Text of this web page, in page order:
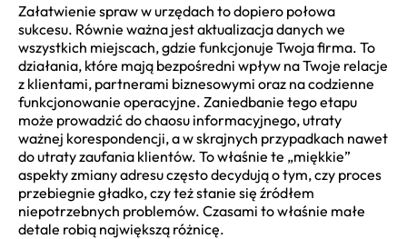
Załatwienie spraw w urzędach to dopiero połowa
sukcesu. Równie ważna jest aktualizacja danych we
wszystkich miejscach, gdzie funkcjonuje Twoja firma. To
działania, które mają bezpośredni wpływ na Twoje relacje
z klientami, partnerami biznesowymi oraz na codzienne
funkcjonowanie operacyjne. Zaniedbanie tego etapu
może prowadzić do chaosu informacyjnego, utraty
ważnej korespondencji, a w skrajnych przypadkach nawet
do utraty zaufania klientów. To właśnie te „miękkie”
aspekty zmiany adresu często decydują o tym, czy proces
przebiegnie gładko, czy też stanie się źródłem
niepotrzebnych problemów. Czasami to właśnie małe
detale robią największą różnicę.